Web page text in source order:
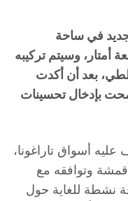
في ساحة
أمتار، وسيتم تركيبه
بعد أن أكدت
بإدخال تحسينات
أسواق تاراغونا،
وتوافقه مع
نشطة للغاية حول